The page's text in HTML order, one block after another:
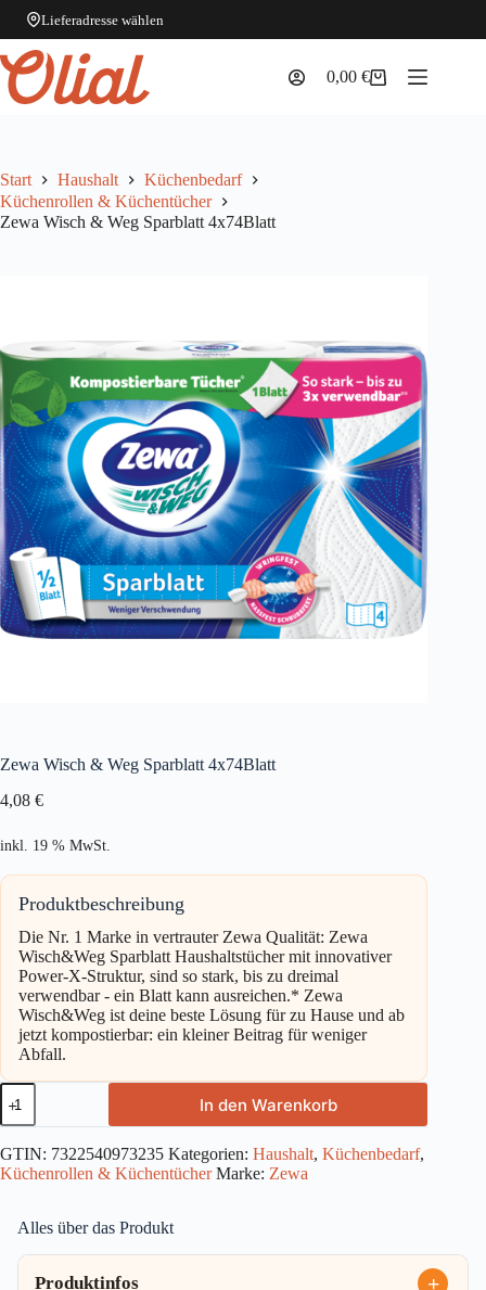
Lieferadresse wählen
Zum
Inhalt
springen
Warenkorb
0,00€
Start Haushalt
Küchenbedarf
Küchenrollen & Küchentücher
Zewa Wisch & Weg Sparblatt 4x74Blatt
Zewa Wisch & Weg Sparblatt 4x74Blatt
4,08 €
inkl. 19 % MwSt.
Produktbeschreibung
Die Nr. 1 Marke in vertrauter Zewa Qualität: Zewa
Wisch&Weg Sparblatt Haushaltstücher mit innovativer
Power-X-Struktur, sind so stark, bis zu dreimal
verwendbar - ein Blatt kann ausreichen.* Zewa
Wisch&Weg ist deine beste Lösung für zu Hause und ab
jetzt kompostierbar: ein kleiner Beitrag für weniger
Abfall.
Zewa
Wisch
&
Weg
Sparblatt
4x74Blatt
In den Warenkorb
GTIN: 7322540973235 Kategorien: Haushalt, Küchenbedarf,
Küchenrollen & Küchentücher Marke: Zewa
Alles über das Produkt
Produktinfos